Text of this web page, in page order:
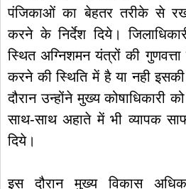
पंजिकाओं का बेहतर तरीके से
करने के निर्देश दिये।
स्थित अग्निशमन यंत्रों की
करने की स्थिति में है या नही
दौरान उन्होंने मुख्य कोषाधिकारी
साथ-साथ अहाते में भी व्यापक
दिये।
इस दौरान मुख्य विकास